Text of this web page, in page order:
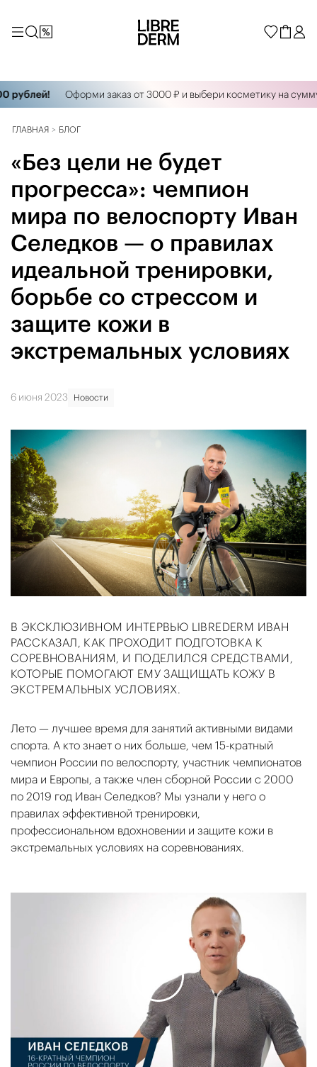
Оформи заказ от 3000 ₽ и выбери косметику на сумму
ГЛАВНАЯ БЛОГ
«Без цели не будет
прогресса»: чемпион
мира по велоспорту Иван
Селедков — о правилах
идеальной тренировки,
борьбе со стрессом и
защите кожи в
экстремальных условиях
6 июня 2023 Новости
В ЭКСКЛЮЗИВНОМ ИНТЕРВЬЮ LIBREDERM ИВАН
РАССКАЗАЛ, КАК ПРОХОДИТ ПОДГОТОВКА К
СОРЕВНОВАНИЯМ, И ПОДЕЛИЛСЯ СРЕДСТВАМИ,
КОТОРЫЕ ПОМОГАЮТ ЕМУ ЗАЩИЩАТЬ КОЖУ В
ЭКСТРЕМАЛЬНЫХ УСЛОВИЯХ.
Лето — лучшее время для занятий активными видами
спорта. А кто знает о них больше, чем 15-кратный
чемпион России по велоспорту, участник чемпионатов
мира и Европы, а также член сборной России с 2000
по 2019 год Иван Селедков? Мы узнали у него о
правилах эффективной тренировки,
профессиональном вдохновении и защите кожи в
экстремальных условиях на соревнованиях.